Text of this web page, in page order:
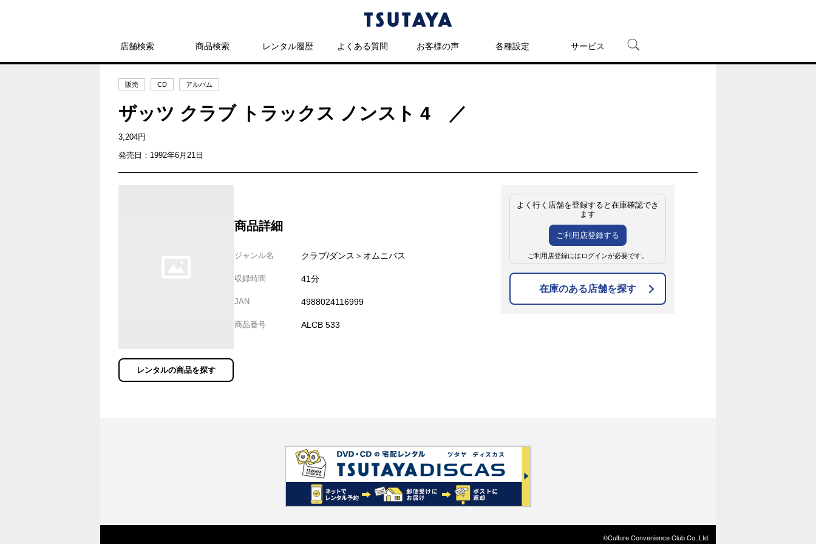
店舗検索 商品検索 レンタル履歴 よくある質問 お客様の声 各種設定 サービス
販売 CD アルバム
ザッツ クラブ トラックス ノンスト 4 ／
3,204円
発売日：1992年6月21日
レンタルの商品を探す
商品詳細
ジャンル名 クラブ/ダンス＞オムニバス
収録時間 41分
JAN 4988024116999
商品番号 ALCB 533
よく行く店舗を登録すると在庫確認でき
ます
ご利用店登録する
ご利用店登録にはログインが必要です。
在庫のある店舗を探す
©Culture Convenience Club Co.,Ltd.